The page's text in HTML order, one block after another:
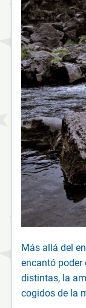
Más allá del
encantó poder
distintas, la
cogidos de la